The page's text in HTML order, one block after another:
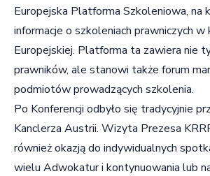
Europejska Platforma Szkoleniowa, na
informacje o szkoleniach prawniczych w
Europejskiej. Platforma ta zawiera nie
prawników, ale stanowi także forum
podmiotów prowadzących szkolenia.
Po Konferencji odbyło się tradycyjnie
Kanclerza Austrii. Wizyta Prezesa
również okazją do indywidualnych
wielu Adwokatur i kontynuowania lub